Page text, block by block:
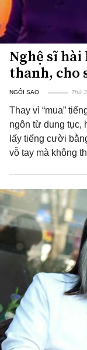
Nghệ sĩ
thanh, cho
NGÔI SAO Thứ
Thay vì “mua”
ngôn từ dung tục,
lấy tiếng cười
vỗ tay mà không